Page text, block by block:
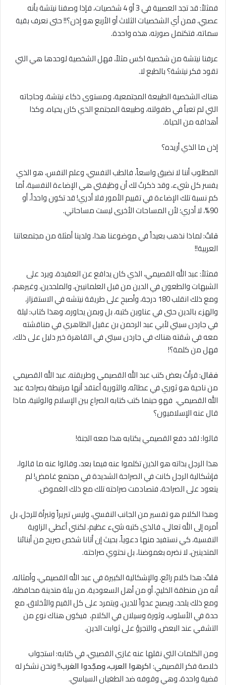
فمثلاً: قد تجد العصبية في 3 أو 4 شخصيات، فإذا وصفنا نيتشة بأنه
عصبي، فمن أي الشخصيات الثلاث أو الأربع هو إذن؟!! حتى نعرف بقية
سماته، فتكتمل صورته، هذه واحدة.
عرفنا نيتشة من شخصية اكس مثلاً، فهل الشخصية لوحدها هي التي
تقود فكر نيتشة؟ بالطبع لا.
هناك الشخصية الطبيعة المجتمعية، ومستوى ذكاء نيتشة، وحاجاته
التي لم تعبأ في طفولته، وطبيعة المجتمع الذي كان يحياه، وكذا
أهدافه من الحياة.
إذن ما الذي أريده؟
المطلوب أننا ﻻ نضيق واسعاً، فالطب النفسي، وعلم النفس، هو الذي
يفسر كل شيء، وقد ذكرتُ لك أن وظيفتي هي الإضاءة النفسية، أما
كم نسبة تلك الإضاءة في تقييم الأمور فلا أدري! قد تكون واحداً، أو
90%، ﻻ أدري؛ لأن المساحات الأخرى ليست مساحاتي.
قلتُ: لماذا نذهب بعيداً في موضوعنا هذا، ولدينا أمثلة من مجتمعاتنا
العربية!!
فمثلاً: عبد الله القصيمي، الذي كان يدافع عن العقيدة، ويرد على
الشبهات والطعون في الدين من قبل العلمانيين، والملحدين، وغيرهم،
ومع ذلك انقلب 180 درجة، وأصبح على طريقة نيتشه في الاستفزاز،
والهزء بالدين حتى في عناوين كتبه، بل وبمن يحاوره، وهذا كتاب: ليلة
في جاردن سيتي لأبي عبد الرحمن بن عقيل الظاهري في مناقشته
معه في شقته هناك في جاردن سيتي في القاهرة خير دليل على ذلك.
فهل من كلمة؟!
فقال: قرأتُ بعض كتب عبد الله القصيمي وطريقته، عبد الله القصيمي
من ناحية هو ثوري في عطائه، والثورية أعتقد أنها مرتبطة بصراحة عبد
الله القصيمي، فهو حينما كتب كتابه الصراع بين الإسلام والوثنية، ماذا
قال عنه الإسلاميون؟
قالوا: لقد دفع القصيمي بكتابه هذا معه الجنة!
هذا الرجل بذاته هو الذين تكلموا عنه فيما بعد، وقالوا عنه ما قالوا،
فإشكالية الرجل كانت في الصراحة الشديدة في مجتمع غامض! لم
يتعود على الصراحة، فتصادمت صراحته تلك مع ذلك الغموض.
وهذا الكلام هو تفسير من الجانب النفسي، وليس تبريراً وتبرأة للرجل، بل
أمره إلى الله تعالى، فالذي كتبه شيء عظيم، لكنني أعطي الزاوية
النفسية، كي نستفيد منها دعوياً، بحيث إن أتانا شخص صريح من أبنائنا
المتدينين، ﻻ نضره بغموضنا، بل نحتوي صراحته.
قلتُ: هذا كلام رائع، والإشكالية الكبيرة في عبد الله القصيمي، وأمثاله،
أنه من منطقة الخليج، أو من أهل السعودية، من بيئة متدينة محافظة،
ومع ذلك يلحد، ويصبح عدواً للدين، ويتمرد على كل القيم والأخلاق، مع
حدة في الأسلوب، وثورة وسيلان في الكلام، فيكون هناك نوع من
التشفي عند البعض، والتجرؤ على ثوابت الدين.
ومن الكلمات التي نقلها عنه غازي القصيبي، في كتابه: استجواب
خلاصة فكر القصيمي:اكرهوا العرب، ومجّدوا الغرب!! ونحن نشكر له
قضية واحدة، وهي وقوفه ضد الطغيان السياسي.